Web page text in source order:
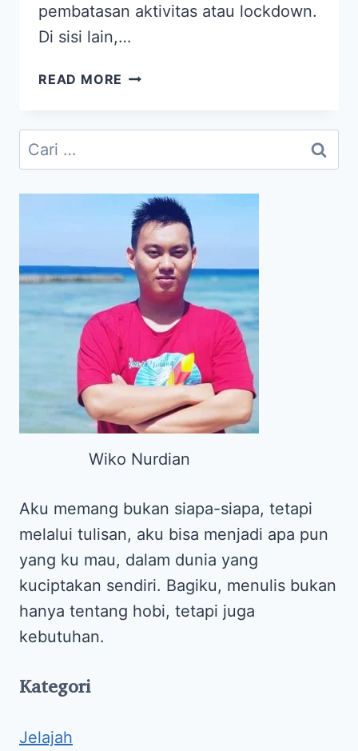
pembatasan aktivitas atau lockdown.
Di sisi lain,…
READ MORE GO
SOLUSI
MASALAH
BISNIS
DI
ERA
PANDEMI
#BISASANTAIDEH
Cari
untuk:
Wiko Nurdian
Aku memang bukan siapa-siapa, tetapi
melalui tulisan, aku bisa menjadi apa pun
yang ku mau, dalam dunia yang
kuciptakan sendiri. Bagiku, menulis bukan
hanya tentang hobi, tetapi juga
kebutuhan.
Kategori
Jelajah